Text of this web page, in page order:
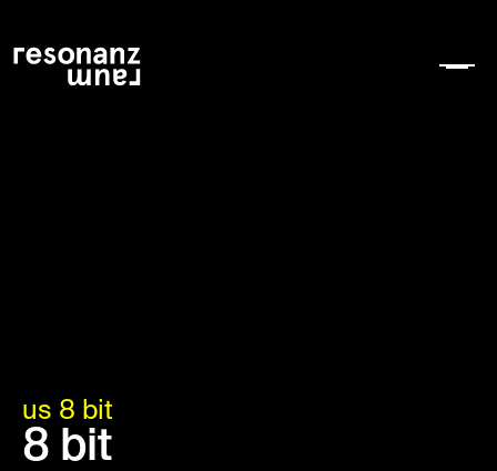
us 8 bit
8 bit